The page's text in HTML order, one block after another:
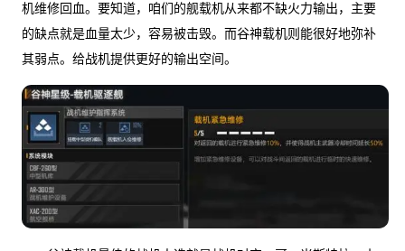
机维修回血。要知道，咱们的舰载机从来都不缺火力输出，主要
的缺点就是血量太少，容易被击毁。而谷神载机则能很好地弥补
其弱点。给战机提供更好的输出空间。